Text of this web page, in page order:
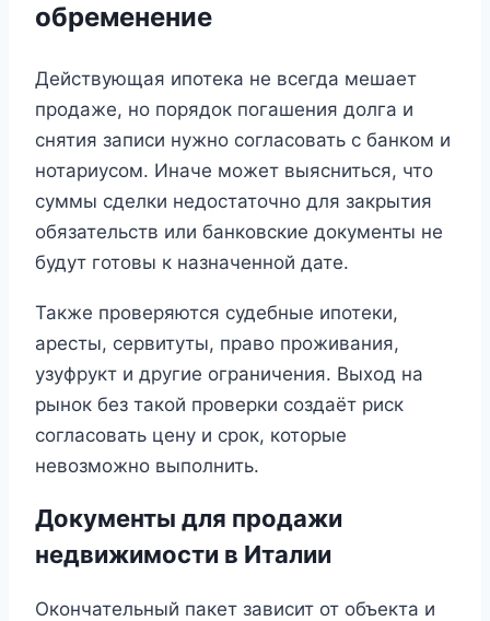
обременение
Действующая ипотека не всегда мешает
продаже, но порядок погашения долга и
снятия записи нужно согласовать с банком и
нотариусом. Иначе может выясниться, что
суммы сделки недостаточно для закрытия
обязательств или банковские документы не
будут готовы к назначенной дате.
Также проверяются судебные ипотеки,
аресты, сервитуты, право проживания,
узуфрукт и другие ограничения. Выход на
рынок без такой проверки создаёт риск
согласовать цену и срок, которые
невозможно выполнить.
Документы для продажи
недвижимости в Италии
Окончательный пакет зависит от объекта и